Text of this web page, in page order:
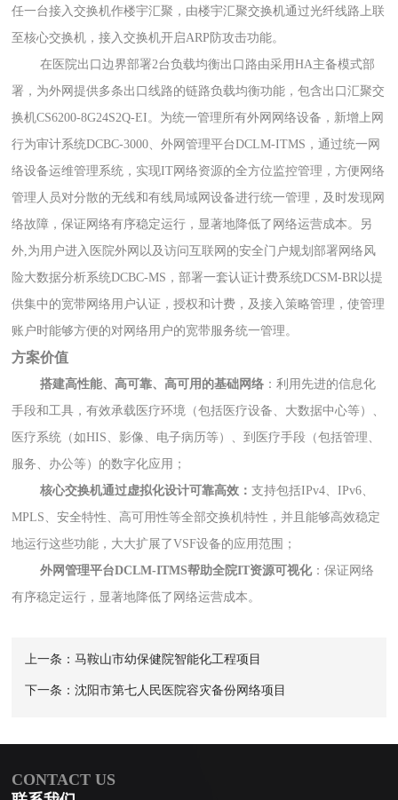
任一台接入交换机作楼宇汇聚，由楼宇汇聚交换机通过光纤线路上联
至核心交换机，接入交换机开启ARP 防攻击功能。
在医院出口边界部署2台负载均衡出口路由采用HA主备模式部
署，为外网提供多条出口线路的链路负载均衡功能，包含出口汇聚交
换机CS6200-8G24S2Q-EI。为统一管理所有外网网络设备，新增上网
行为审计系统DCBC-3000、外网管理平台DCLM-ITMS ，通过统一网
络设备运维管理系统，实现IT网络资源的全方位监控管理，方便网络
管理人员对分散的无线和有线局域网设备进行统一管理，及时发现网
络故障，保证网络有序稳定运行，显著地降低了网络运营成本。另
外,为用户进入医院外网以及访问互联网的安全门户规划部署网络风
险大数据分析系统DCBC-MS ，部署一套认证计费系统DCSM-BR以提
供集中的宽带网络用户认证，授权和计费，及接入策略管理，使管理
账户时能够方便的对网络用户的宽带服务统一管理。
方案价值
搭建高性能、高可靠、高可用的基础网络 ：利用先进的信息化
手段和工具，有效承载医疗环境（包括医疗设备、大数据中心等）、
医疗系统（如HIS 、影像、电子病历等）、到医疗手段（包括管理、
服务、办公等）的数字化应用；
核心交换机通过虚拟化设计可靠高效：支持包括IPv4、IPv6、
MPLS 、安全特性、高可用性等全部交换机特性，并且能够高效稳定
地运行这些功能，大大扩展了VSF设备的应用范围；
外网管理平台DCLM-ITMS帮助全院IT资源可视化：保证网络
有序稳定运行，显著地降低了网络运营成本。
上一条：马鞍山市幼保健院智能化工程项目
下一条：沈阳市第七人民医院容灾备份网络项目
CONTACT US